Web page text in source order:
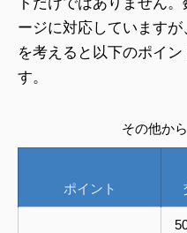
ージに対応しています
を考えると以下のポイ
す。
その他か
ポイント